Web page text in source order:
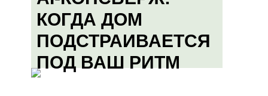
КОГДА ДОМ
ПОДСТРАИВАЕТСЯ
ПОД ВАШ РИТМ